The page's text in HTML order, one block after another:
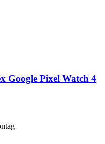
Google Pixel Watch 4